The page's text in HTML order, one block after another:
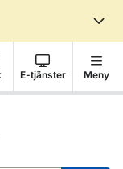
E-tjänster Meny